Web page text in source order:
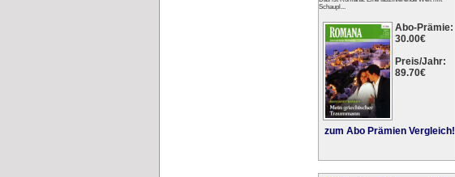
Schaupl...
Abo-Prämie:
30.00€
Preis/Jahr:
89.70€
zum Abo Prämien Vergleich!